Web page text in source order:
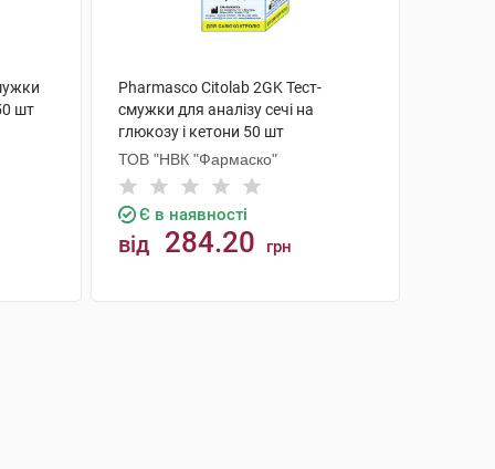
шт
Pharmasco Citolab 2GK Тест-
смужки для аналізу сечі на
глюкозу і кетони 50 шт
ТОВ "НВК "Фармаско"
Є в наявності
від 284.20 грн